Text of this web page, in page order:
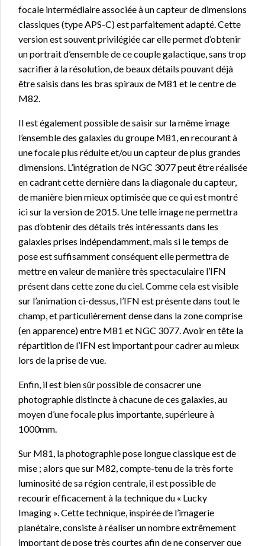
focale intermédiaire associée à un capteur de dimensions
classiques (type APS-C) est parfaitement adapté. Cette
version est souvent privilégiée car elle permet d’obtenir
un portrait d’ensemble de ce couple galactique, sans trop
sacrifier à la résolution, de beaux détails pouvant déjà
être saisis dans les bras spiraux de M81 et le centre de
M82.
Il est également possible de saisir sur la même image
l’ensemble des galaxies du groupe M81, en recourant à
une focale plus réduite et/ou un capteur de plus grandes
dimensions. L’intégration de NGC 3077 peut être réalisée
en cadrant cette dernière dans la diagonale du capteur,
de manière bien mieux optimisée que ce qui est montré
ici sur la version de 2015. Une telle image ne permettra
pas d’obtenir des détails très intéressants dans les
galaxies prises indépendamment, mais si le temps de
pose est suffisamment conséquent elle permettra de
mettre en valeur de manière très spectaculaire l’IFN
présent dans cette zone du ciel. Comme cela est visible
sur l’animation ci-dessus, l’IFN est présente dans tout le
champ, et particulièrement dense dans la zone comprise
(en apparence) entre M81 et NGC 3077. Avoir en tête la
répartition de l’IFN est important pour cadrer au mieux
lors de la prise de vue.
Enfin, il est bien sûr possible de consacrer une
photographie distincte à chacune de ces galaxies, au
moyen d’une focale plus importante, supérieure à
1000mm.
Sur M81, la photographie pose longue classique est de
mise ; alors que sur M82, compte-tenu de la très forte
luminosité de sa région centrale, il est possible de
recourir efficacement à la technique du « Lucky
Imaging ». Cette technique, inspirée de l’imagerie
planétaire, consiste à réaliser un nombre extrêmement
important de pose très courtes afin de ne conserver que